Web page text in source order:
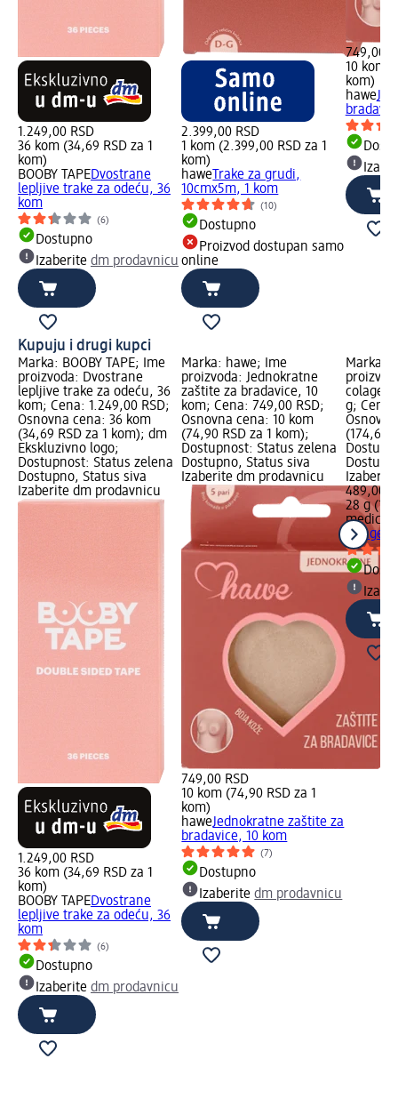
1.249,00 RSD
36 kom (34,69 RSD za 1
kom)
BOOBY TAPEDvostrane
lepljive trake za odeću, 36
kom
(6)
Dostupno
Izaberite dm prodavnicu
2.399,00 RSD
1 kom (2.399,00 RSD za 1
kom)
hawe Trake za grudi,
10cmx5m, 1 kom
(10)
Dostupno
Proizvod dostupan samo
online
749,00
10 kom
kom)
hawe
Kupuju i drugi kupci
Marka: BOOBY TAPE; Ime
proizvoda: Dvostrane
lepljive trake za odeću, 36
kom; Cena: 1.249,00 RSD;
Osnovna cena: 36 kom
(34,69 RSD za 1 kom); dm
Ekskluzivno logo;
Dostupnost: Status zelena
Dostupno, Status siva
Izaberite dm prodavnicu
1.249,00 RSD
36 kom (34,69 RSD za 1
kom)
BOOBY TAPEDvostrane
lepljive trake za odeću, 36
kom
(6)
Dostupno
Izaberite dm prodavnicu
Marka: hawe; Ime
proizvoda: Jednokratne
zaštite za bradavice, 10
kom; Cena: 749,00 RSD;
Osnovna cena: 10 kom
(74,90 RSD za 1 kom);
Dostupnost: Status zelena
Dostupno, Status siva
Izaberite dm prodavnicu
749,00 RSD
10 kom (74,90 RSD za 1
kom)
haweJednokratne zaštite za
bradavice, 10 kom
(7)
Dostupno
Izaberitedm prodavnicu
Marka:
colagen
g; Cena:
(174,64
489,00
28 g